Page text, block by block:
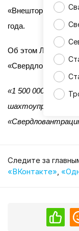
«Внешторгсервис»
года.
Об этом ЛИЦ
«1 500 000 тонн
шахтоуправления
Cледите за
«ВКонтакте»,